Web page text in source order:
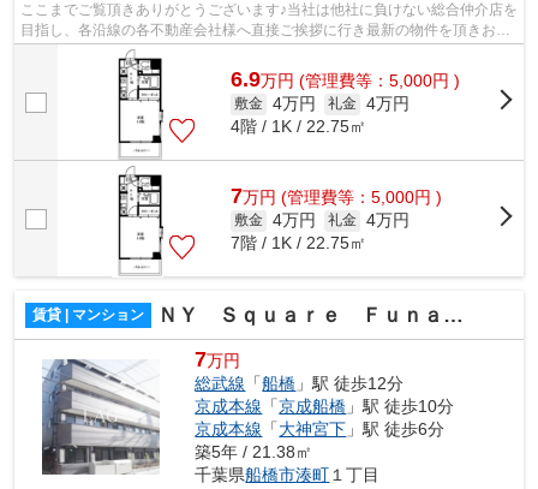
ここまでご覧頂きありがとうございます♪当社は他社に負けない総合仲介店を
目指し、各沿線の各不動産会社様へ直接ご挨拶に行き最新の物件を頂きお客
様へ提供しております！最新の情報は...
6.9万円 (管理費等：5,000円 )
敷金 4万円 礼金 4万円
4階 / 1K / 22.75㎡
7万円 (管理費等：5,000円 )
敷金 4万円 礼金 4万円
7階 / 1K / 22.75㎡
賃貸 | マンション ＮＹ Ｓｑｕａｒｅ Ｆｕｎａｂａｓｈｉ
7万円
総武線 「船橋 」駅 徒歩12分
京成本線 「京成船橋 」駅 徒歩10分
京成本線 「大神宮下 」駅 徒歩6分
築5年 / 21.38㎡
千葉県船橋市湊町１丁目